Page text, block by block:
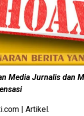
Media Jurnalis dan
| Artikel.